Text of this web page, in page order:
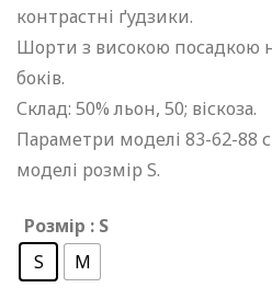
контрастні ґудзики.
Шорти з високою посадкою
боків.
Склад: 50% льон, 50; віскоза.
Параметри моделі 83-62-88
моделі розмір S.
Розмір : S
S
M